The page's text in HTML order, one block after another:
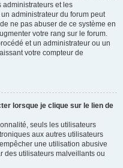
administrateurs et les
administrateur du forum peut
ne pas abuser de ce système en
votre rang sur le forum.
et un administrateur ou un
votre compteur de
lorsque je clique sur le lien de
seuls les utilisateurs
aux autres utilisateurs
une utilisation abusive
des utilisateurs malveillants ou